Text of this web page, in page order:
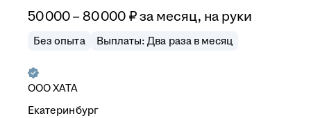
50 000–80 000 ₽ за месяц, на руки
Без опыта Выплаты: Два раза в месяц
ОООХАТА
Екатеринбург